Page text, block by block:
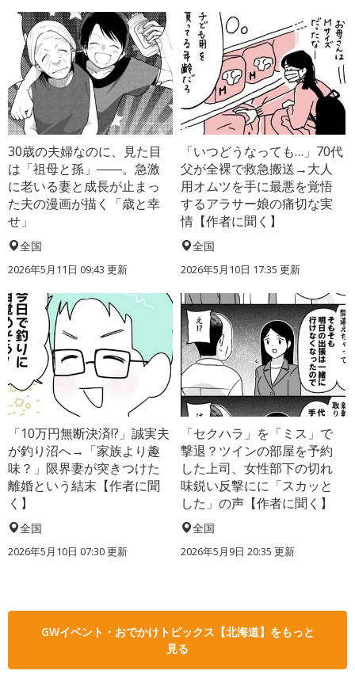
30歳の夫婦なのに、見た目
は「祖母と孫」――。急激
に老いる妻と成長が止まっ
た夫の漫画が描く「歳と幸
せ」
全国
2026年5月11日 09:43 更新
「いつどうなっても…」70代
父が全裸で救急搬送→大人
用オムツを手に最悪を覚悟
するアラサー娘の痛切な実
情【作者に聞く】
全国
2026年5月10日 17:35 更新
「10万円無断決済!?」誠実夫
が釣り沼へ→「家族より趣
味？」限界妻が突きつけた
離婚という結末【作者に聞
く】
全国
2026年5月10日 07:30 更新
「セクハラ」を「ミス」で
撃退？ツインの部屋を予約
した上司、女性部下の切れ
味鋭い反撃にに「スカッと
した」の声【作者に聞く】
全国
2026年5月9日 20:35 更新
GWイベント・おでかけトピックス【北海道】をもっと
見る